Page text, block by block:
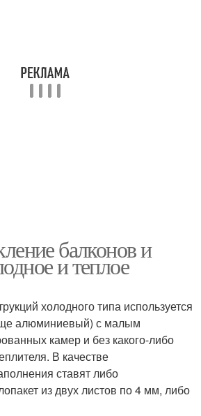
балконов и
и теплое
холодного типа используется
алюминиевый) с малым
камер и без какого-либо
В качестве
ставят либо
из двух листов по 4 мм, либо